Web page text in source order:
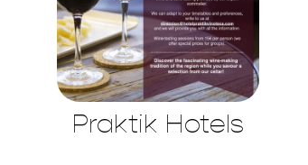
Praktik Hotels